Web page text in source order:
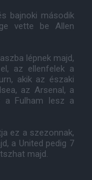
bajnoki második
vette be Allen
lépnek majd,
az ellenfelek a
akik az északi
az Arsenal, a
a Fulham lesz a
ez a szezonnak,
a United pedig 7
majd.